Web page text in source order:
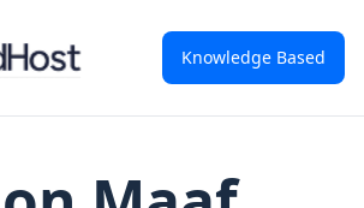
Knowledge Based